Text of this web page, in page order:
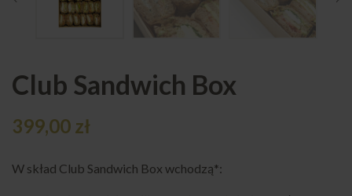
Club Sandwich Box
399,00 zł
W skład Club Sandwich Box wchodzą*: